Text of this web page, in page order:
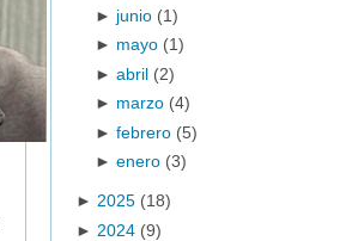
► junio (1)
► mayo (1)
►abril (2)
► marzo (4)
►febrero (5)
►enero (3)
► 2025 (18)
► 2024 (9)